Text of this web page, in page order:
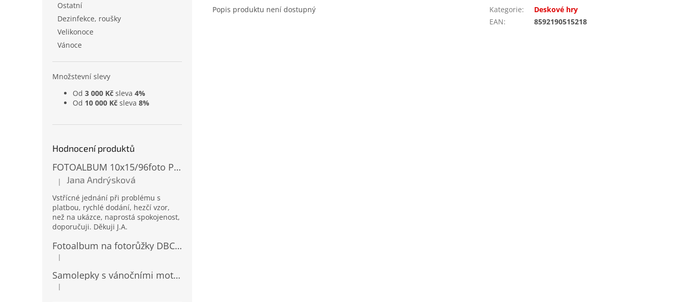
Ostatní
Dezinfekce, roušky
Velikonoce
Vánoce
Množstevní slevy
Od 3 000 Kč sleva 4%
Od 10 000 Kč sleva 8%
Hodnocení produktů
FOTOALBUM 10x15/96foto PP-4696 MIX
Hodnocení produktu je 5 z 5 hvězdiček.
| Jana Andrýsková
Vstřícné jednání při problému s
platbou, rychlé dodání, hezčí vzor,
než na ukázce, naprostá spokojenost,
doporučuji. Děkuji J.A.
Fotoalbum na fotorůžky DBCL-30 Homage 2
Hodnocení produktu je 5 z 5 hvězdiček.
|
Samolepky s vánočními motivy 8 x 14,5 cm 10724
Hodnocení produktu je 4 z 5 hvězdiček.
|
Popis produktu není dostupný Kategorie:
Deskové hry
EAN: 8592190515218